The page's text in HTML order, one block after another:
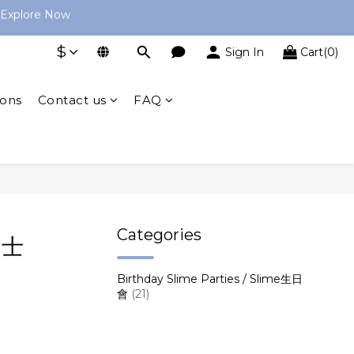
Now
magic begin! 💫
Now
$ Sign In Cart(0)
Contact us FAQ
Categories
Birthday Slime Parties / Slime生日
會 (21)